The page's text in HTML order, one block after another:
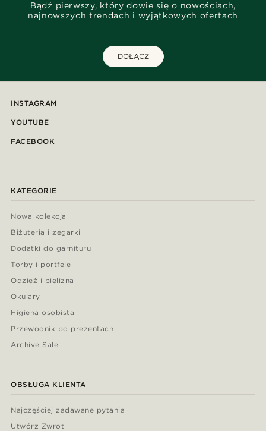
Bądź pierwszy, który dowie się o nowościach,
najnowszych trendach i wyjątkowych ofertach
DOŁĄCZ
INSTAGRAM
YOUTUBE
FACEBOOK
KATEGORIE
Nowa kolekcja
Biżuteria i zegarki
Dodatki do garnituru
Torby i portfele
Odzież i bielizna
Okulary
Higiena osobista
Przewodnik po prezentach
Archive Sale
OBSŁUGA KLIENTA
Najczęściej zadawane pytania
Utwórz Zwrot